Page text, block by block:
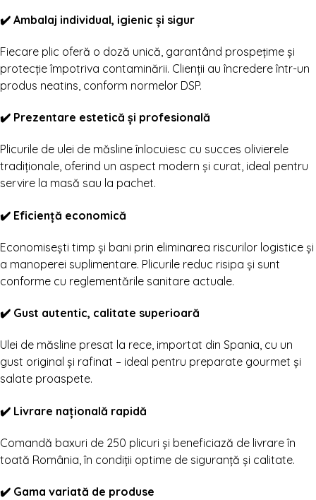
✔️ Ambalaj individual, igienic și sigur
Fiecare plic oferă o doză unică, garantând prospețime și
protecție împotriva contaminării. Clienții au încredere într-un
produs neatins, conform normelor DSP.
✔️ Prezentare estetică și profesională
Plicurile de ulei de măsline înlocuiesc cu succes olivierele
tradiționale, oferind un aspect modern și curat, ideal pentru
servire la masă sau la pachet.
✔️ Eficiență economică
Economisești timp și bani prin eliminarea riscurilor logistice și
a manoperei suplimentare. Plicurile reduc risipa și sunt
conforme cu reglementările sanitare actuale.
✔️ Gust autentic, calitate superioară
Ulei de măsline presat la rece, importat din Spania, cu un
gust original și rafinat – ideal pentru preparate gourmet și
salate proaspete.
✔️ Livrare națională rapidă
Comandă baxuri de 250 plicuri și beneficiază de livrare în
toată România, în condiții optime de siguranță și calitate.
✔️ Gama variată de produse